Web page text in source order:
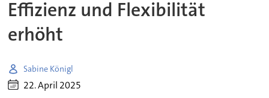
Effizienz und Flexibilität
erhöht
Sabine Königl
22. April 2025